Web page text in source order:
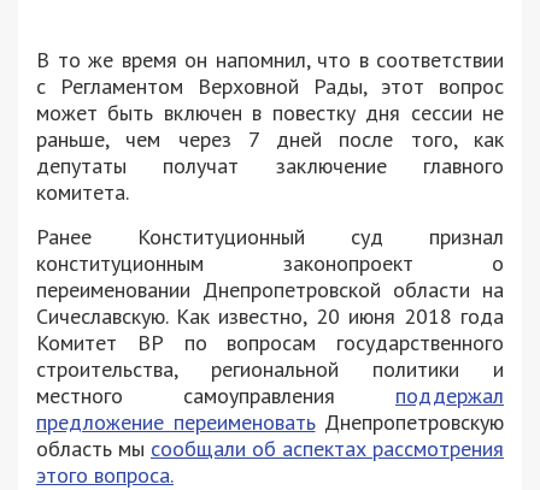
В то же время он напомнил, что в соответствии
с Регламентом Верховной Рады, этот вопрос
может быть включен в повестку дня сессии не
раньше, чем через 7 дней после того, как
депутаты получат заключение главного
комитета.
Ранее Конституционный суд признал
конституционным законопроект о
переименовании Днепропетровской области на
Сичеславскую. Как известно, 20 июня 2018 года
Комитет ВР по вопросам государственного
строительства, региональной политики и
местного самоуправления поддержал
предложение переименоватьДнепропетровскую
область мы сообщали об аспектах рассмотрения
этого вопроса.